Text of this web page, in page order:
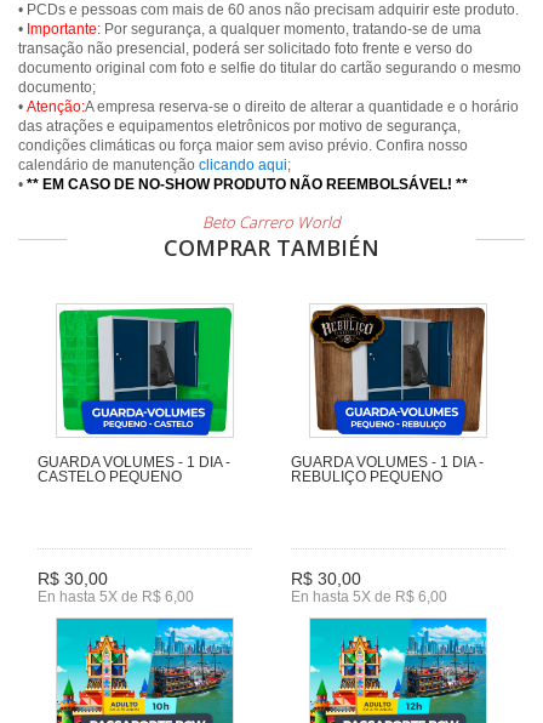
• PCDs e pessoas com mais de 60 anos não precisam adquirir este produto.
• Importante: Por segurança, a qualquer momento, tratando-se de uma
transação não presencial, poderá ser solicitado foto frente e verso do
documento original com foto e selfie do titular do cartão segurando o mesmo
documento;
• Atenção:A empresa reserva-se o direito de alterar a quantidade e o horário
das atrações e equipamentos eletrônicos por motivo de segurança,
condições climáticas ou força maior sem aviso prévio. Confira nosso
calendário de manutenção clicando aqui;
• ** EM CASO DE NO-SHOW PRODUTO NÃO REEMBOLSÁVEL! **
Beto Carrero World
COMPRAR TAMBIÉN
GUARDA VOLUMES - 1 DIA -
CASTELO PEQUENO
R$ 30,00
En hasta 5X de R$ 6,00
GUARDA VOLUMES - 1 DIA -
REBULIÇO PEQUENO
R$ 30,00
En hasta 5X de R$ 6,00